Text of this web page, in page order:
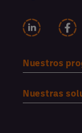
Nuestros
Nuestras